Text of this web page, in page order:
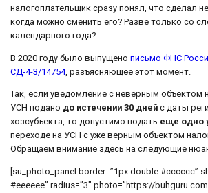
налогоплательщик сразу понял, что сделал
когда можно сменить его? Разве только со
календарного года?
В 2020 году было выпущено письмо ФНС
СД-4-3/14754, разъясняющее этот момент.
Так, если уведомление с неверным объектом
УСН подано до истечении 30 дней с даты
хозсубъекта, то допустимо подать еще одно
переходе на УСН с уже верным объектом
Обращаем внимание здесь на следующие
[su_photo_panel border=”1px double #cccccc”
#eeeeee” radius=”3″ photo=”https://